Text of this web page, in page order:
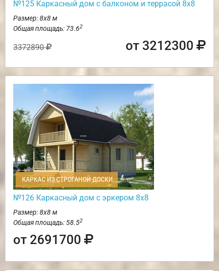
№125 Каркасный дом с балконом и террасой 8х8
Размер: 8х8 м
Общая площадь: 73.62
3372890 от 3212300
КАРКАС ИЗ СТРОГАНОЙ ДОСКИ
№126 Каркасный дом с эркером 8х8
Размер: 8х8 м
Общая площадь: 58.52
от 2691700